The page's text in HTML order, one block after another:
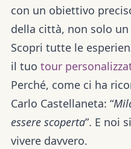
con un obiettivo
della città, non solo
Scopri tutte le
il tuo tour
Perché, come ci ha
Carlo Castellaneta: “
essere scoperta”. E noi
vivere davvero.